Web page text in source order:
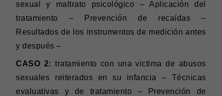
sexual y maltrato psicológico – Aplicación del
tratamiento – Prevención de recaídas –
Resultados de los instrumentos de medición antes
y después –
CASO 2: tratamiento con una victima de abusos
sexuales reiterados en su infancia – Técnicas
evaluativas y de tratamiento – Prevención de